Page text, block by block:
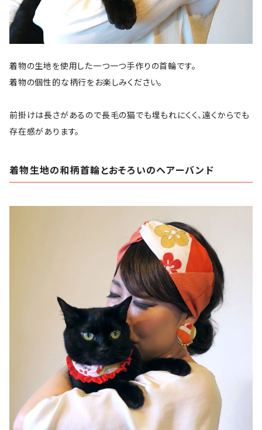
着物の生地を使用した一つ一つ手作りの首輪です。
着物の個性的な柄行をお楽しみください。
前掛けは長さがあるので長毛の猫でも埋もれにくく、遠くからでも
存在感があります。
着物生地の和柄首輪とおそろいのヘアーバンド